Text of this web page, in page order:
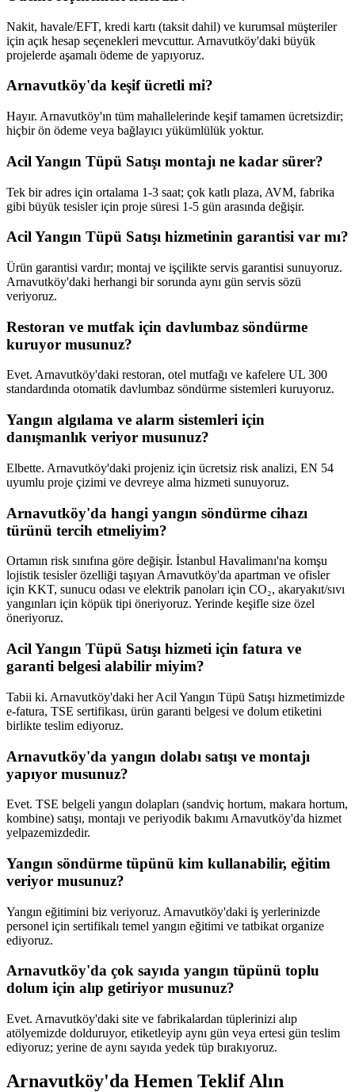
Nakit, havale/EFT, kredi kartı (taksit dahil) ve kurumsal müşteriler
için açık hesap seçenekleri mevcuttur. Arnavutköy'daki büyük
projelerde aşamalı ödeme de yapıyoruz.
Arnavutköy'da keşif ücretli mi?
Hayır. Arnavutköy'ın tüm mahallelerinde keşif tamamen ücretsizdir;
hiçbir ön ödeme veya bağlayıcı yükümlülük yoktur.
Acil Yangın Tüpü Satışı montajı ne kadar sürer?
Tek bir adres için ortalama 1-3 saat; çok katlı plaza, AVM, fabrika
gibi büyük tesisler için proje süresi 1-5 gün arasında değişir.
Acil Yangın Tüpü Satışı hizmetinin garantisi var mı?
Ürün garantisi vardır; montaj ve işçilikte servis garantisi sunuyoruz.
Arnavutköy'daki herhangi bir sorunda aynı gün servis sözü
veriyoruz.
Restoran ve mutfak için davlumbaz söndürme
kuruyor musunuz?
Evet. Arnavutköy'daki restoran, otel mutfağı ve kafelere UL 300
standardında otomatik davlumbaz söndürme sistemleri kuruyoruz.
Yangın algılama ve alarm sistemleri için
danışmanlık veriyor musunuz?
Elbette. Arnavutköy'daki projeniz için ücretsiz risk analizi, EN 54
uyumlu proje çizimi ve devreye alma hizmeti sunuyoruz.
Arnavutköy'da hangi yangın söndürme cihazı
türünü tercih etmeliyim?
Ortamın risk sınıfına göre değişir. İstanbul Havalimanı'na komşu
lojistik tesisler özelliği taşıyan Arnavutköy'da apartman ve ofisler
için KKT, sunucu odası ve elektrik panoları için CO₂, akaryakıt/sıvı
yangınları için köpük tipi öneriyoruz. Yerinde keşifle size özel
öneriyoruz.
Acil Yangın Tüpü Satışı hizmeti için fatura ve
garanti belgesi alabilir miyim?
Tabii ki. Arnavutköy'daki her Acil Yangın Tüpü Satışı hizmetimizde
e-fatura, TSE sertifikası, ürün garanti belgesi ve dolum etiketini
birlikte teslim ediyoruz.
Arnavutköy'da yangın dolabı satışı ve montajı
yapıyor musunuz?
Evet. TSE belgeli yangın dolapları (sandviç hortum, makara hortum,
kombine) satışı, montajı ve periyodik bakımı Arnavutköy'da hizmet
yelpazemizdedir.
Yangın söndürme tüpünü kim kullanabilir, eğitim
veriyor musunuz?
Yangın eğitimini biz veriyoruz. Arnavutköy'daki iş yerlerinizde
personel için sertifikalı temel yangın eğitimi ve tatbikat organize
ediyoruz.
Arnavutköy'da çok sayıda yangın tüpünü toplu
dolum için alıp getiriyor musunuz?
Evet. Arnavutköy'daki site ve fabrikalardan tüplerinizi alıp
atölyemizde dolduruyor, etiketleyip aynı gün veya ertesi gün teslim
ediyoruz; yerine de aynı sayıda yedek tüp bırakıyoruz.
Arnavutköy'da Hemen Teklif Alın